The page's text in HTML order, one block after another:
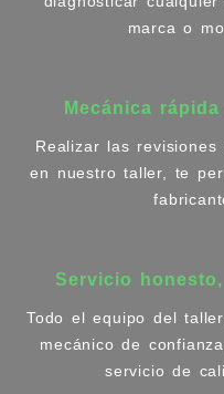
marca o
Mecánica
Realizar las
en nuestro taller, te
Servicio
Todo el equipo del
mecánico de
servicio de